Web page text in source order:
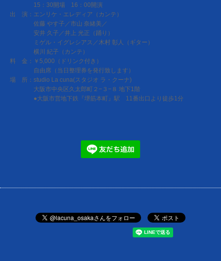
15：30開場 16：00開演
出 演：エンリケ・エレディア（カンテ）
佐藤 やす子／市山 奈緒美／
安井 久子／井上 光正（踊り）
ミゲル・イグレシアス／木村 彰人（ギター）
横川 紀子（カンテ）
料 金：￥5,000（ドリンク付き）
自由席（当日整理券を発行致します）
場 所：studio La cuna(スタジオ ラ・クーナ)
大阪市中央区久太郎町２−３−８ 地下1階
●大阪市営地下鉄『堺筋本町』駅 11番出口より徒歩1分